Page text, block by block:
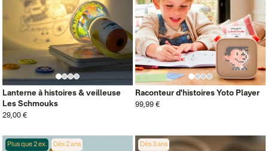
Lanterne à histoires & veilleuse
Les Schmouks
29,00 €
Raconteur d'histoires Yoto Player
99,99 €
Plus que 2 ex. Dès 2 ans Dès 3 ans